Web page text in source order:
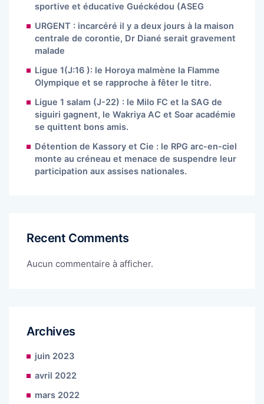
sportive et éducative Guéckédou (ASEG
URGENT : incarcéré il y a deux jours à la maison
centrale de corontie, Dr Diané serait gravement
malade
Ligue 1(J:16 ): le Horoya malmène la Flamme
Olympique et se rapproche à fêter le titre.
Ligue 1 salam (J-22) : le Milo FC et la SAG de
siguiri gagnent, le Wakriya AC et Soar académie
se quittent bons amis.
Détention de Kassory et Cie : le RPG arc-en-ciel
monte au créneau et menace de suspendre leur
participation aux assises nationales.
Recent Comments
Aucun commentaire à afficher.
Archives
juin 2023
avril 2022
mars 2022